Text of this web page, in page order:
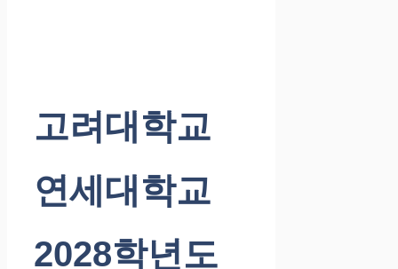
고려대학교
연세대학교
2028학년도